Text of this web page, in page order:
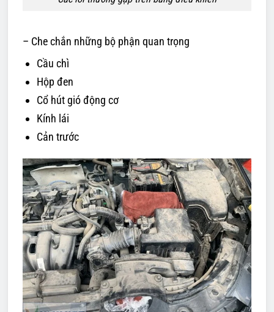
– Che chắn những bộ phận quan trọng
Cầu chì
Hộp đen
Cổ hút gió động cơ
Kính lái
Cản trước